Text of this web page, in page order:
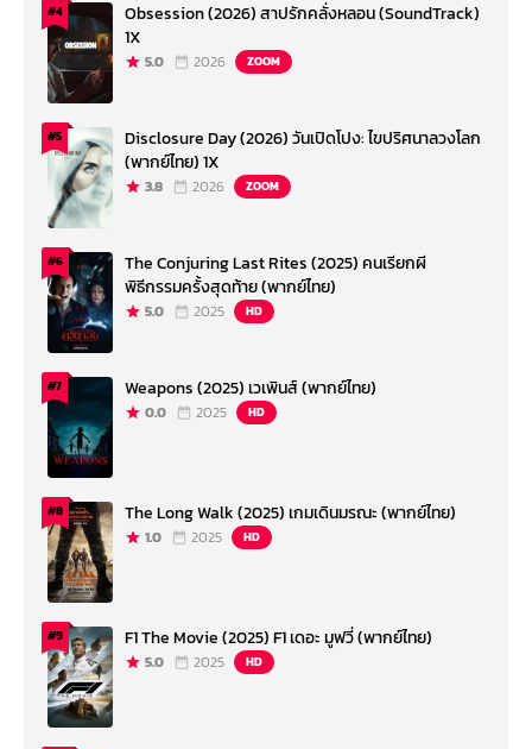
#4
Obsession (2026) สาปรักคลั่งหลอน (SoundTrack)
1X
5.0 2026 ZOOM
#5
Disclosure Day (2026) วันเปิดโปง: ไขปริศนาลวงโลก
(พากย์ไทย) 1X
3.8 2026 ZOOM
#6
The Conjuring Last Rites (2025) คนเรียกผี
พิธีกรรมครั้งสุดท้าย (พากย์ไทย)
5.0 2025 HD
#7 Weapons (2025) เวเพินส์ (พากย์ไทย)
0.0 2025 HD
#8 The Long Walk (2025) เกมเดินมรณะ (พากย์ไทย)
1.0 2025 HD
#9 F1 The Movie (2025) F1 เดอะ มูฟวี่ (พากย์ไทย)
5.0 2025 HD